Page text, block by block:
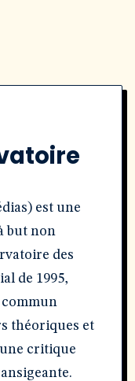
est une
but non
des
de 1995,
théoriques et
critique